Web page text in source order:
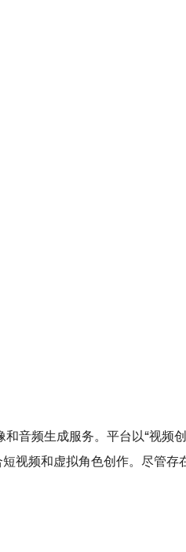
音频生成服务。平台以“视频
视频和虚拟角色创作。尽管